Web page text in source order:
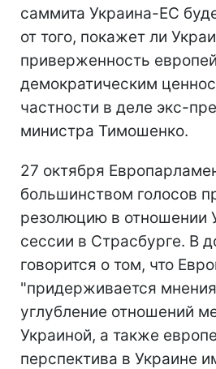
саммита Украина-ЕС
от того, покажет ли
приверженность
демократическим
частности в деле экс-
министра Тимошенко.
27 октября
большинством голосов
резолюцию в отношении
сессии в Страсбурге. В
говорится о том, что
"придерживается
углубление отношений
Украиной, а также
перспектива в Украине